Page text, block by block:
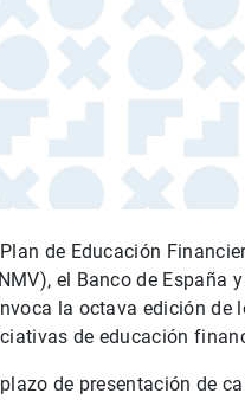
de Educación
el Banco de España
la octava edición de
de educación
de presentación de